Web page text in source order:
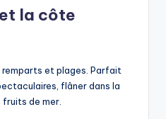
la côte
et plages. Parfait
flâner dans la
de mer.